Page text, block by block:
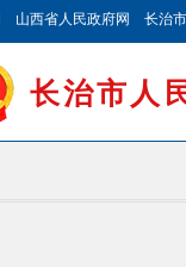
山西省人民政府网 长治
长治市人